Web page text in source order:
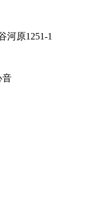
河原1251-1